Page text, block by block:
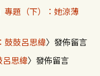
專題（下）：她涼薄
鼓鼓呂思緯〉發佈留言
呂思緯〉發佈留言